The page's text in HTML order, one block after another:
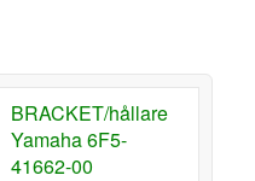
BRACKET/hållare
Yamaha 6F5-
41662-00